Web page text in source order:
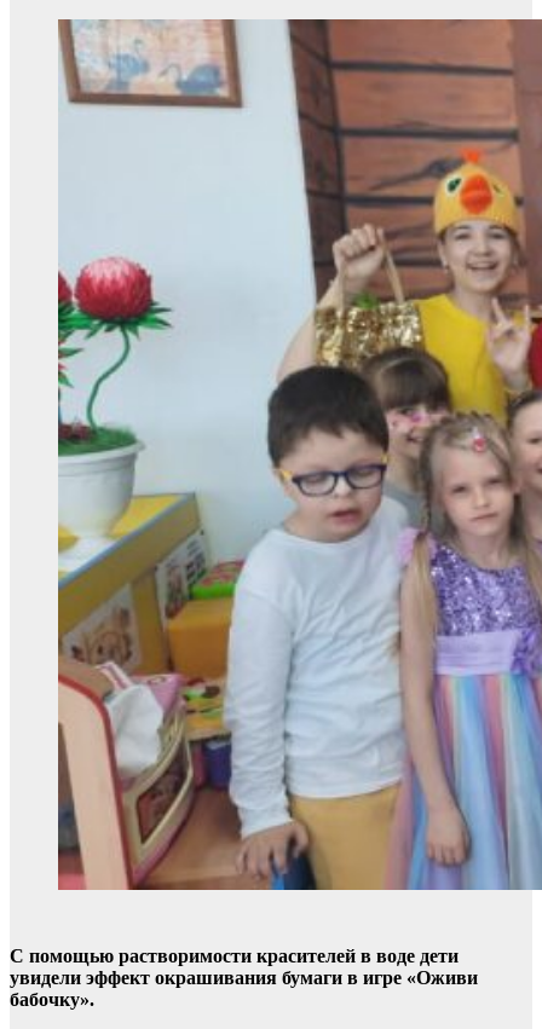
С помощью растворимости красителей в воде дети
увидели эффект окрашивания бумаги в игре «Оживи
бабочку».